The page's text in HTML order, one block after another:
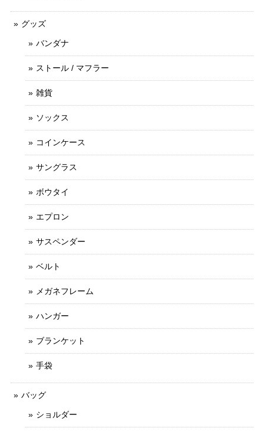
グッズ
バンダナ
ストール / マフラー
雑貨
ソックス
コインケース
サングラス
ボウタイ
エプロン
サスペンダー
ベルト
メガネフレーム
ハンガー
ブランケット
手袋
バッグ
ショルダー